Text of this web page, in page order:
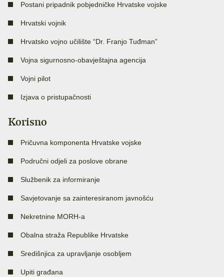
Postani pripadnik pobjedničke Hrvatske vojske
Hrvatski vojnik
Hrvatsko vojno učilište “Dr. Franjo Tuđman”
Vojna sigurnosno-obavještajna agencija
Vojni pilot
Izjava o pristupačnosti
Korisno
Pričuvna komponenta Hrvatske vojske
Područni odjeli za poslove obrane
Službenik za informiranje
Savjetovanje sa zainteresiranom javnošću
Nekretnine MORH-a
Obalna straža Republike Hrvatske
Središnjica za upravljanje osobljem
Upiti građana